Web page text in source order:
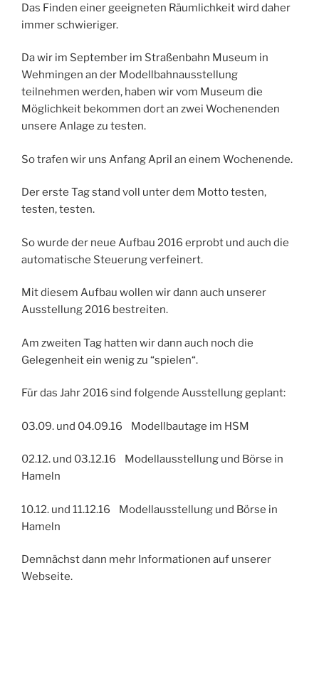
Das Finden einer geeigneten Räumlichkeit wird daher
immer schwieriger.
Da wir im September im Straßenbahn Museum in
Wehmingen an der Modellbahnausstellung
teilnehmen werden, haben wir vom Museum die
Möglichkeit bekommen dort an zwei Wochenenden
unsere Anlage zu testen.
So trafen wir uns Anfang April an einem Wochenende.
Der erste Tag stand voll unter dem Motto testen,
testen, testen.
So wurde der neue Aufbau 2016 erprobt und auch die
automatische Steuerung verfeinert.
Mit diesem Aufbau wollen wir dann auch unserer
Ausstellung 2016 bestreiten.
Am zweiten Tag hatten wir dann auch noch die
Gelegenheit ein wenig zu “spielen“.
Für das Jahr 2016 sind folgende Ausstellung geplant:
03.09. und 04.09.16 Modellbautage im HSM
02.12. und 03.12.16 Modellausstellung und Börse in
Hameln
10.12. und 11.12.16 Modellausstellung und Börse in
Hameln
Demnächst dann mehr Informationen auf unserer
Webseite.